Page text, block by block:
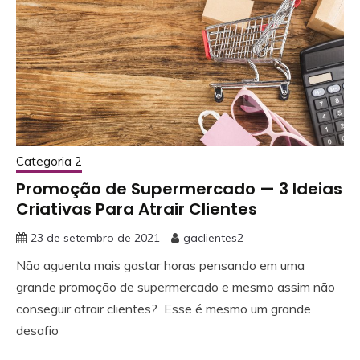
Categoria 2
Promoção de Supermercado — 3 Ideias
Criativas Para Atrair Clientes
23 de setembro de 2021 gaclientes2
Não aguenta mais gastar horas pensando em uma
grande promoção de supermercado e mesmo assim não
conseguir atrair clientes? Esse é mesmo um grande
desafio